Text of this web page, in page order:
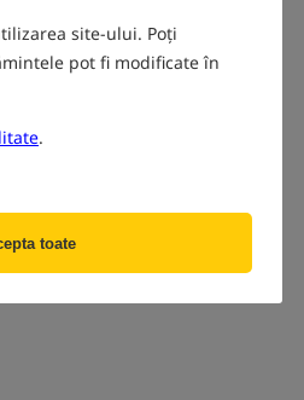
site-ului. Poți
pot fi modificate în
.
toate